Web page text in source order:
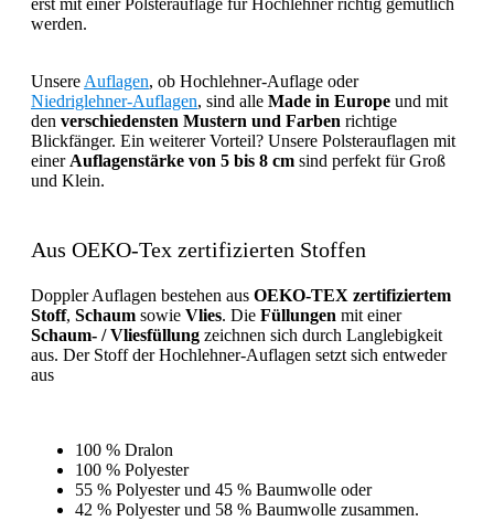
werden.
Unsere Auflagen, ob Hochlehner-Auflage oder
Niedriglehner-Auflagen, sind alle Made in Europe und mit
den verschiedensten Mustern und Farben richtige
Blickfänger. Ein weiterer Vorteil? Unsere Polsterauflagen mit
einer Auflagenstärke von 5 bis 8 cm sind perfekt für Groß
und Klein.
Aus OEKO-Tex zertifizierten Stoffen
Doppler Auflagen bestehen aus OEKO-TEX zertifiziertem
Stoff, Schaum sowie Vlies. Die Füllungen mit einer
Schaum- / Vliesfüllung zeichnen sich durch Langlebigkeit
aus. Der Stoff der Hochlehner-Auflagen setzt sich entweder
aus
100 % Dralon
100 % Polyester
55 % Polyester und 45 % Baumwolle oder
42 % Polyester und 58 % Baumwolle zusammen.